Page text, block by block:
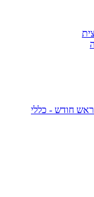
חודש - כללי